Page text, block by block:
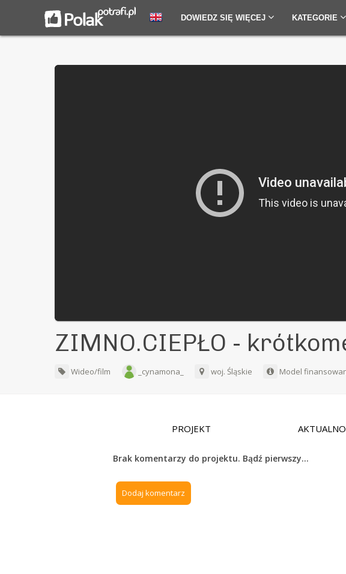
DOWIEDZ SIĘ WIĘCEJ KATEGORIE
ZIMNO.CIEPŁO -
Wideo/film _cynamona_ woj. Śląskie Model
PROJEKT
Brak komentarzy do projektu. Bądź pierwszy...
Dodaj komentarz